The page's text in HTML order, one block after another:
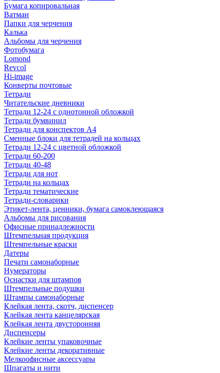
Бумага копировальная
Ватман
Папки для черчения
Калька
Альбомы для черчения
Фотобумага
Lomond
Revcol
Hi-image
Конверты почтовые
Тетради
Читательские дневники
Тетради 12-24 с однотонной обложкой
Тетради бумвинил
Тетради для конспектов А4
Сменные блоки для тетрадей на кольцах
Тетради 12-24 с цветной обложкой
Тетради 60-200
Тетради 40-48
Тетради для нот
Тетради на кольцах
Тетради тематические
Тетради-словарики
Этикет-лента, ценники, бумага самоклеющаяся
Альбомы для рисования
Офисные принадлежности
Штемпельная продукция
Штемпельные краски
Датеры
Печати самонаборные
Нумераторы
Оснастки для штампов
Штемпельные подушки
Штампы самонаборные
Клейкая лента, скотч, диспенсер
Клейкая лента канцелярская
Клейкая лента двусторонняя
Диспенсеры
Клейкие ленты упаковочные
Клейкие ленты декоративные
Мелкоофисные аксессуары
Шпагаты и нити